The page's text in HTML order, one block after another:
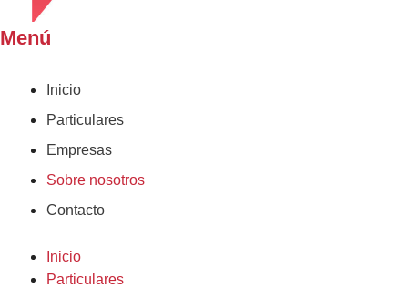
Menú
Inicio
Particulares
Empresas
Sobre nosotros
Contacto
Inicio
Particulares